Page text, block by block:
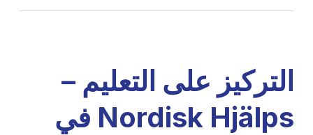
التركيز على التعليم –
Nordisk Hjälps في